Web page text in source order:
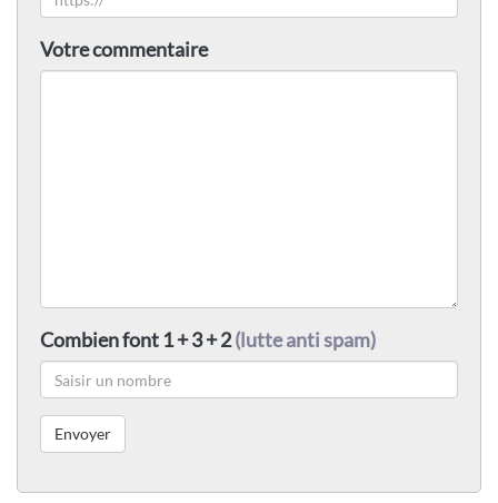
Votre commentaire
Combien font 1 + 3 + 2(lutte anti spam)